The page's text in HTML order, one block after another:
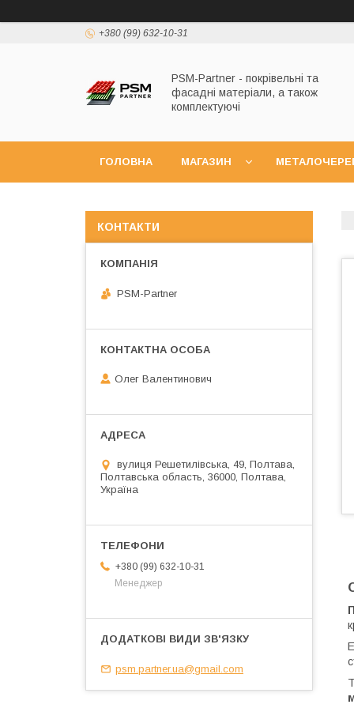
+380 (99) 632-10-31
PSM-Partner - покрівельні та
фасадні матеріали, а також
комплектуючі
ГОЛОВНА МАГАЗИН
КОНТАКТИ
PSM-Partner
Олег Валентинович
вулиця Решетилівська, 49, Полтава,
Полтавська область, 36000, Полтава,
Україна
+380 (99) 632-10-31
Менеджер
psm.partner.ua@gmail.com